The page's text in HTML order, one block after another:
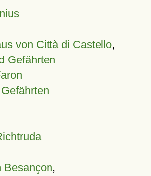
von Città di Castello,
Gefährten
Besançon,